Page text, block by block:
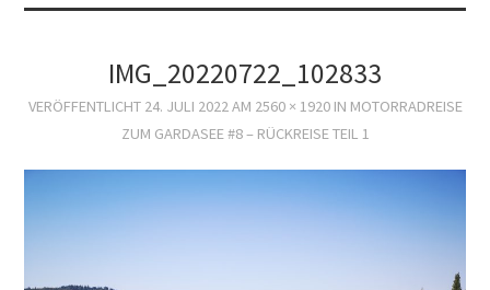
IMPRESSUMIMG_20220722_102833
VERÖFFENTLICHT 24. JULI 2022AM 2560 × 1920IN MOTORRADREISE
ZUM GARDASEE #8 – RÜCKREISE TEIL 1